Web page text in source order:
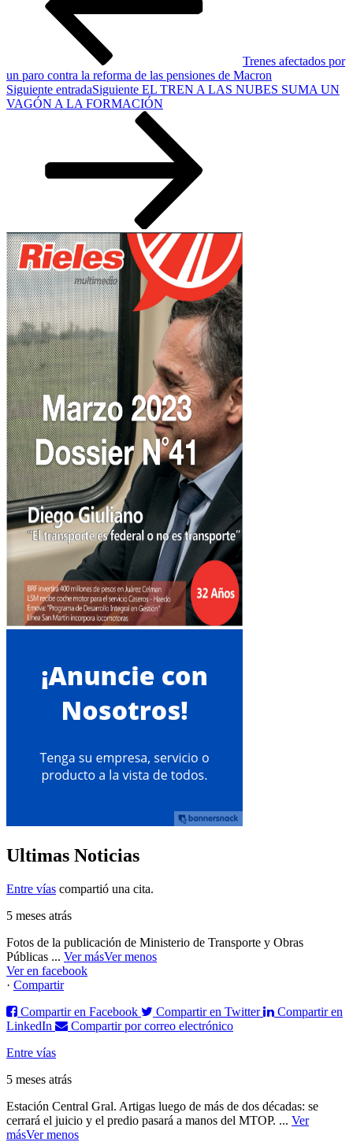
Trenes afectados por
un paro contra la reforma de las pensiones de Macron
Siguiente entradaSiguiente EL TREN A LAS NUBES SUMA UN
VAGÓN A LA FORMACIÓN
Ultimas Noticias
Entre vías compartió una cita.
5 meses atrás
Fotos de la publicación de Ministerio de Transporte y Obras
Públicas ... Ver másVer menos
Ver en facebook
· Compartir
Compartir en Facebook
Compartir en Twitter
Compartir en
LinkedIn
Compartir por correo electrónico
Entre vías
5 meses atrás
Estación Central Gral. Artigas luego de más de dos décadas: se
cerrará el juicio y el predio pasará a manos del MTOP. ... Ver
másVer menos